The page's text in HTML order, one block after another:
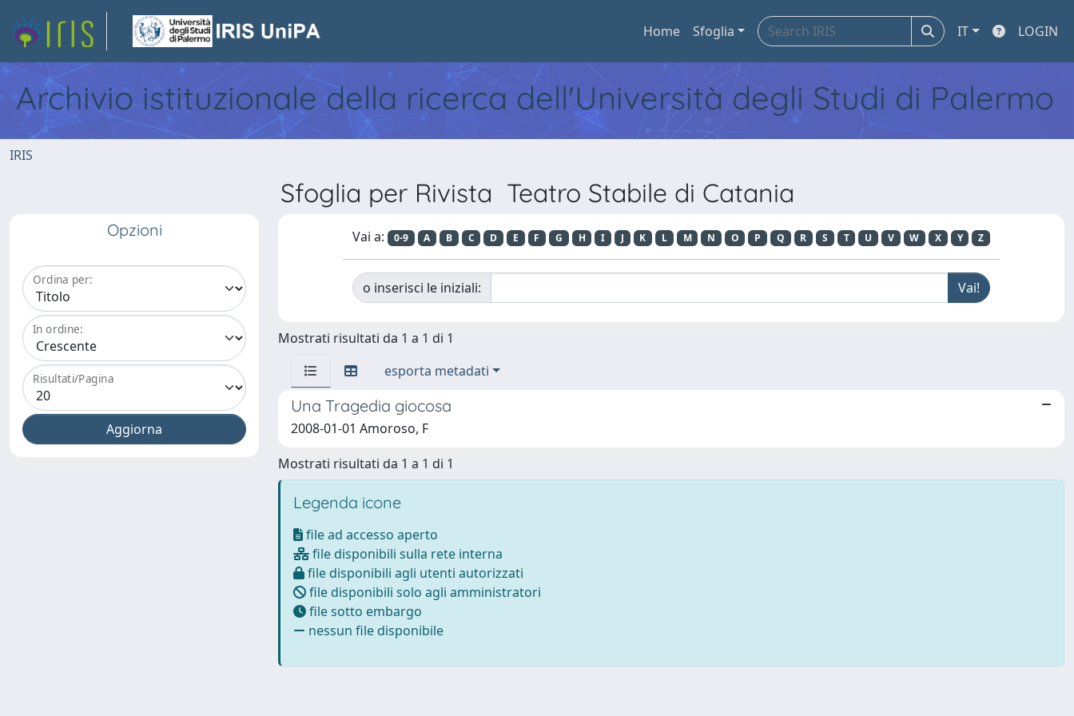
Home Sfoglia IT LOGIN
Archivio istituzionale della ricerca dell'Università degli Studi di Palermo
IRIS
Sfoglia per Rivista Teatro Stabile di Catania
Opzioni
Ordina per:
In ordine:
Risultati/Pagina
Vai a: 0-9 A B C D E F G H I J K L M N O P Q R S T U V W X Y Z
o inserisci le iniziali:
Mostrati risultati da 1 a 1 di 1
esporta metadati
Una Tragedia giocosa
2008-01-01 Amoroso, F
Mostrati risultati da 1 a 1 di 1
Legenda icone
file ad accesso aperto
file disponibili sulla rete interna
file disponibili agli utenti autorizzati
file disponibili solo agli amministratori
file sotto embargo
nessun file disponibile